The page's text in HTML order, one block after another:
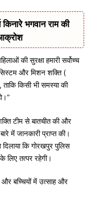
भगवान राम की
आक्रोश
की सुरक्षा हमारी सर्वोच्च
और मिशन शक्ति (
किसी भी समस्या की
टीम से बातचीत की और
में जानकारी प्राप्त की।
कि गोरखपुर पुलिस
लिए तत्पर रहेगी।
बच्चियों में उत्साह और